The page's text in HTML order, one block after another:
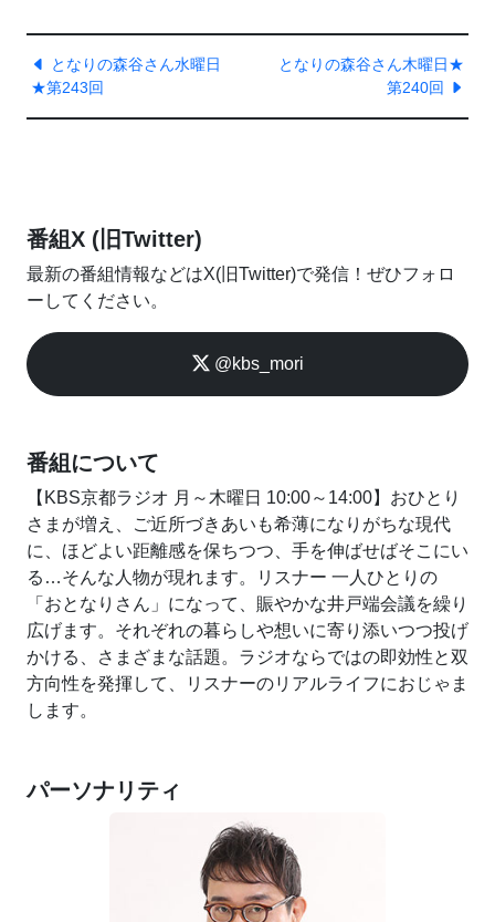
となりの森谷さん水曜日
★第243回
となりの森谷さん木曜日★
第240回
番組X (旧Twitter)
最新の番組情報などはX(旧Twitter)で発信！ぜひフォロ
ーしてください。
@kbs_mori
番組について
【KBS京都ラジオ 月～木曜日 10:00～14:00】おひとり
さまが増え、ご近所づきあいも希薄になりがちな現代
に、ほどよい距離感を保ちつつ、手を伸ばせばそこにい
る…そんな人物が現れます。リスナー 一人ひとりの
「おとなりさん」になって、賑やかな井戸端会議を繰り
広げます。それぞれの暮らしや想いに寄り添いつつ投げ
かける、さまざまな話題。ラジオならではの即効性と双
方向性を発揮して、リスナーのリアルライフにおじゃま
します。
パーソナリティ